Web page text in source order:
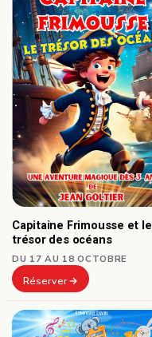
Capitaine Frimousse et le
trésor des océans
DU 17 AU 18 OCTOBRE
Réserver